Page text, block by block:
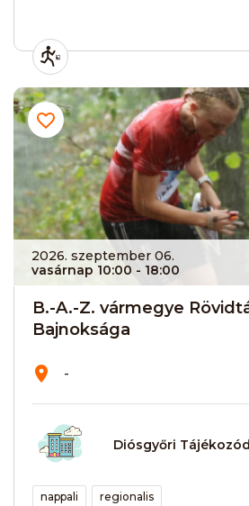
2026. szeptember 06.
vasárnap 10:00 - 18:00
B.-A.-Z. vármegye
Bajnoksága
-
Diósgyőri
nappali regionalis